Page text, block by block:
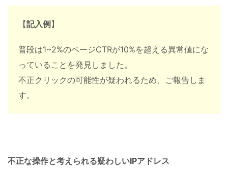
【記入例 】
普段は1~2%のページCTRが10%を超える異常値にな
っていることを発見しました。
不正クリックの可能性が疑われるため、ご報告しま
す。
不正な操作と考えられる疑わしいIPアドレス